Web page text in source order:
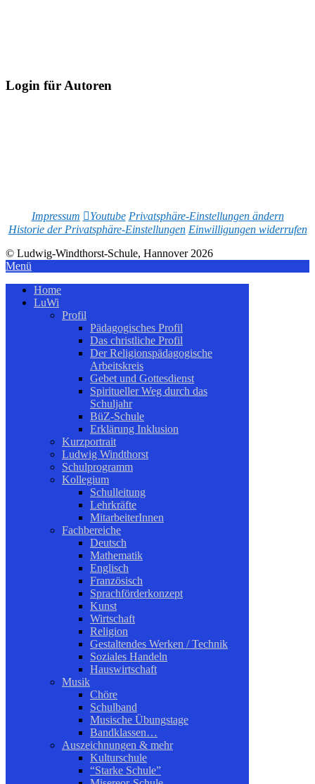
Login für Autoren
Impressum Youtube Privatsphäre-Einstellungen ändern
Historie der Privatsphäre-Einstellungen Einwilligungen widerrufen
© Ludwig-Windthorst-Schule, Hannover 2026
Menü
Home
LuWi
Profil
Pädagogisches Profil
Das christliche Profil
Der Religionspädagogische
Arbeitskreis
Gebet und Gottesdienst
Spiritueller Weg durch das
Schuljahr
BüZ-Schule
Erklärung Inklusion
Kurzportrait
Ludwig Windthorst
Schulprogramm
Kollegium
Schulleitung
Lehrkräfte
MitarbeiterInnen
Fachbereiche
Deutsch
Mathematik
Englisch
Französisch
Sprachförderkonzept
Kunst
Wirtschaft
Religion
Gestaltendes Werken / Technik
Soziales Handeln
Hauswirtschaft
Musik
Chöre
Schulband
Musische Übungstage
Bandklassen…
Auszeichnungen & mehr
Kulturschule
“Starke Schule”